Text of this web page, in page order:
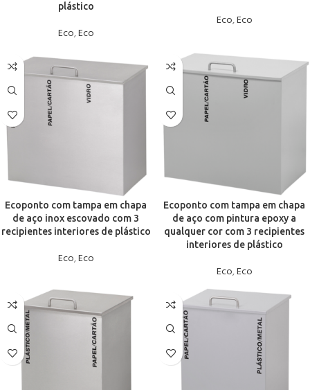
plástico
Eco,Eco
Eco,Eco
Ecoponto com tampa em chapa
de aço inox escovado com 3
recipientes interiores de plástico
Eco,Eco
Ecoponto com tampa em chapa
de aço com pintura epoxy a
qualquer cor com 3 recipientes
interiores de plástico
Eco,Eco